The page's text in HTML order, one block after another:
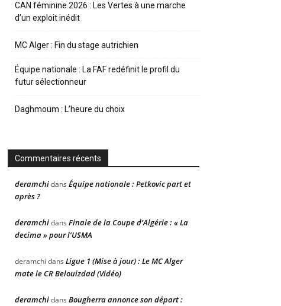
CAN féminine 2026 : Les Vertes à une marche
d’un exploit inédit
MC Alger : Fin du stage autrichien
Équipe nationale : La FAF redéfinit le profil du
futur sélectionneur
Daghmoum : L’heure du choix
Commentaires récents
deramchidans Équipe nationale : Petkovic part et
après ?
deramchidans Finale de la Coupe d’Algérie : « La
decima » pour l’USMA
deramchi dans Ligue 1 (Mise à jour) : Le MC Alger
mate le CR Belouizdad (Vidéo)
deramchidans Bougherra annonce son départ :